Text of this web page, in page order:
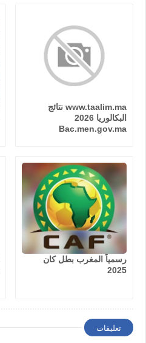
www.taalim.ma نتائج
البكالوريا 2026
Bac.men.gov.ma
رسمياً المغرب بطل كان
2025
تعليقات